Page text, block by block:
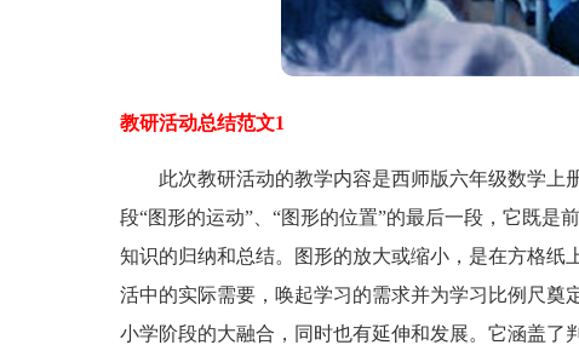
教研活动总结范文1
此次教研活动的教学内容是西师版六年级数学上
段“图形的运动”、“图形的位置”的最后一段，它既
知识的归纳和总结。图形的放大或缩小，是在方格
活中的实际需要，唤起学习的需求并为学习比例尺奠
小学阶段的大融合，同时也有延伸和发展。它涵盖